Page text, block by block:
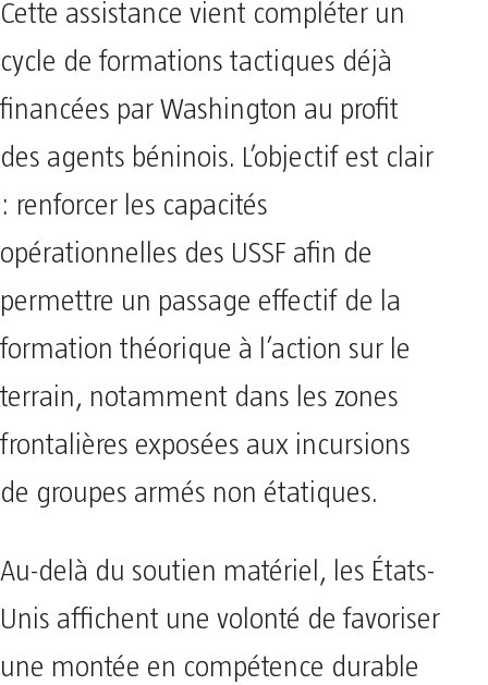
Cette assistance vient compléter un
cycle de formations tactiques déjà
financées par Washington au profit
des agents béninois. L’objectif est clair
: renforcer les capacités
opérationnelles des USSF afin de
permettre un passage effectif de la
formation théorique à l’action sur le
terrain, notamment dans les zones
frontalières exposées aux incursions
de groupes armés non étatiques.
Au-delà du soutien matériel, les États-
Unis affichent une volonté de favoriser
une montée en compétence durable